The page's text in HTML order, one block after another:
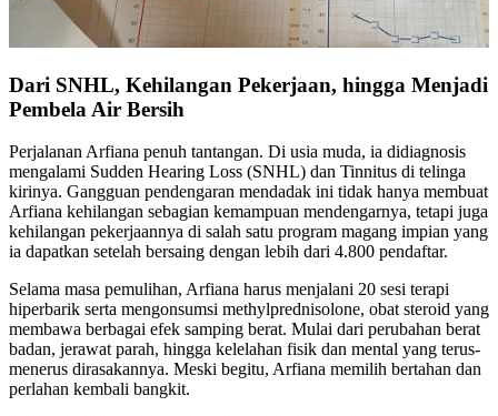
Dari SNHL, Kehilangan Pekerjaan, hingga Menjadi
Pembela Air Bersih
Perjalanan Arfiana penuh tantangan. Di usia muda, ia didiagnosis
mengalami Sudden Hearing Loss (SNHL) dan Tinnitus di telinga
kirinya. Gangguan pendengaran mendadak ini tidak hanya membuat
Arfiana kehilangan sebagian kemampuan mendengarnya, tetapi juga
kehilangan pekerjaannya di salah satu program magang impian yang
ia dapatkan setelah bersaing dengan lebih dari 4.800 pendaftar.
Selama masa pemulihan, Arfiana harus menjalani 20 sesi terapi
hiperbarik serta mengonsumsi methylprednisolone, obat steroid yang
membawa berbagai efek samping berat. Mulai dari perubahan berat
badan, jerawat parah, hingga kelelahan fisik dan mental yang terus-
menerus dirasakannya. Meski begitu, Arfiana memilih bertahan dan
perlahan kembali bangkit.